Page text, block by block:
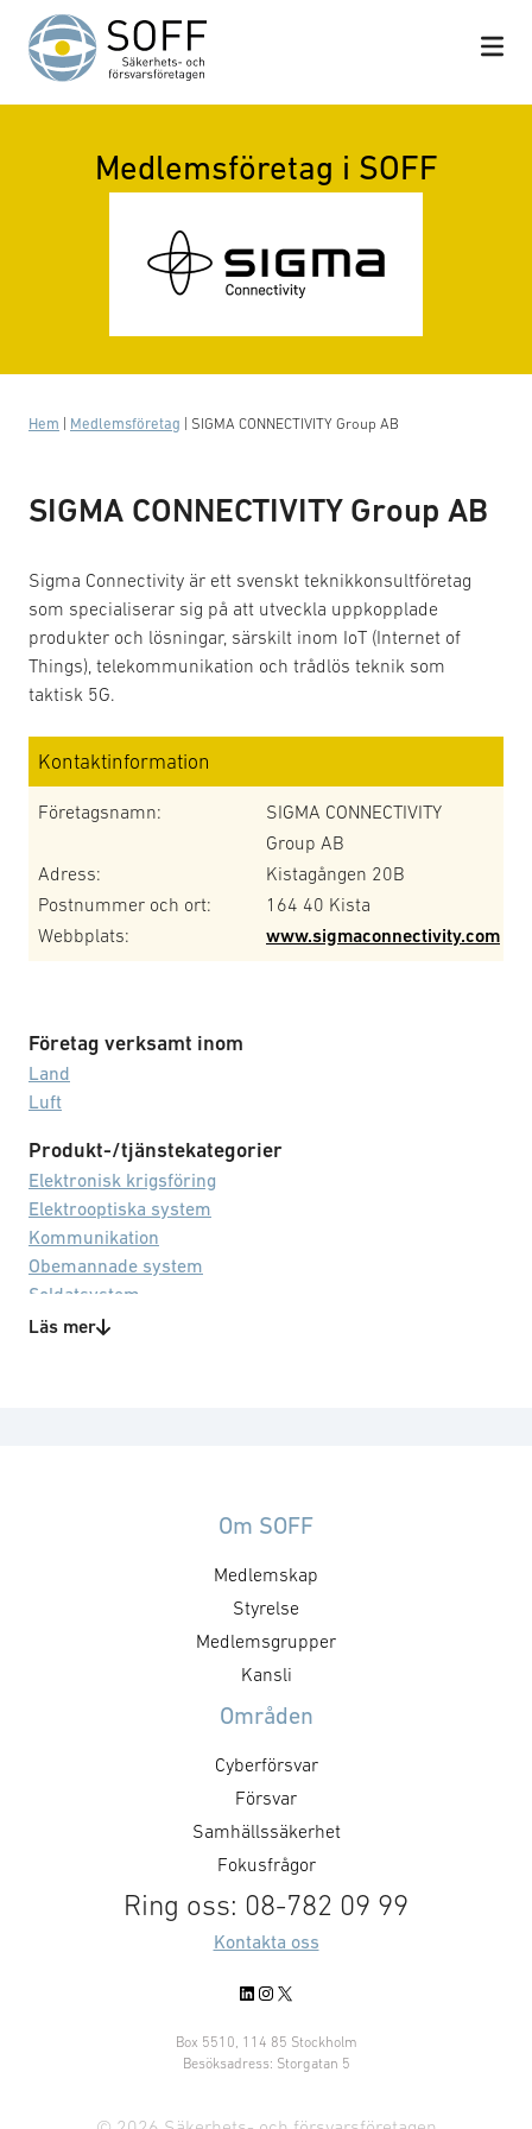
Hoppa till innehåll
Medlemsföretag i SOFF
Hem Medlemsföretag SIGMA CONNECTIVITY Group AB
SIGMA CONNECTIVITY Group AB
Sigma Connectivity är ett svenskt teknikkonsultföretag
som specialiserar sig på att utveckla uppkopplade
produkter och lösningar, särskilt inom IoT (Internet of
Things), telekommunikation och trådlös teknik som
taktisk 5G.
Kontaktinformation
Företagsnamn:
SIGMA CONNECTIVITY
Group AB
Adress:
Kistagången 20B
Postnummer och ort:
164 40 Kista
Webbplats:
www.sigmaconnectivity.com
Företag verksamt inom
Land
Luft
Produkt-/tjänstekategorier
Elektronisk krigsföring
Elektrooptiska system
Kommunikation
Obemannade system
Soldatsystem
Teknikområden
Läs mer
Om SOFF
Medlemskap
Styrelse
Medlemsgrupper
Kansli
Områden
Cyberförsvar
Försvar
Samhällssäkerhet
Fokusfrågor
Ring oss: 08-782 09 99
Kontakta oss
LinkedIn
Instagram
X
Box 5510, 114 85 Stockholm
Besöksadress: Storgatan 5